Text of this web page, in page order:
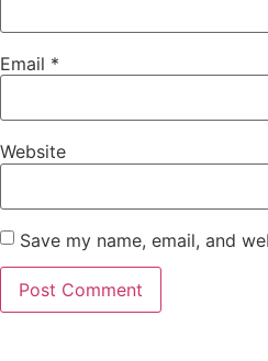
Email *
Website
Save my name, email, and